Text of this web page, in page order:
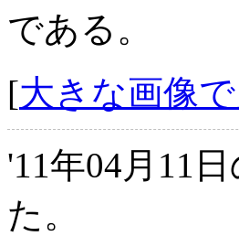
である。
[大きな画像
'11年04月11
た。